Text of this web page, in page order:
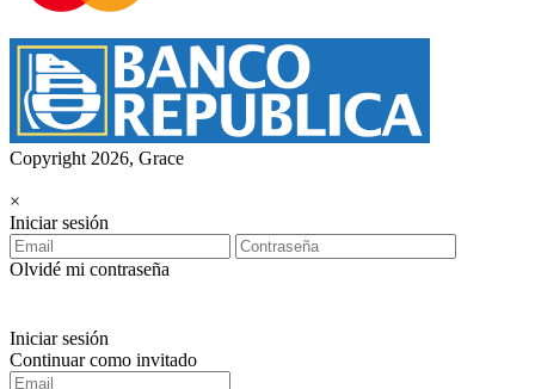
Copyright 2026, Grace
×
Iniciar sesión
Olvidé mi contraseña
Iniciar sesión
Continuar como invitado